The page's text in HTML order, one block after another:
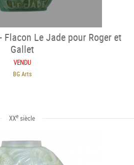
Flacon Le Jade pour Roger et
Gallet
VENDU
BG Arts
XXe siècle